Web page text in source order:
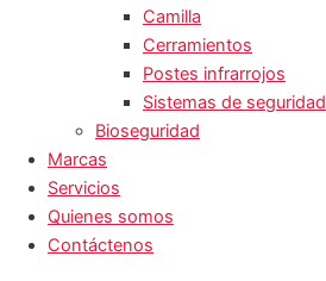
Camilla
Cerramientos
Postes infrarrojos
Sistemas de seguridad
Bioseguridad
Marcas
Servicios
Quienes somos
Contáctenos